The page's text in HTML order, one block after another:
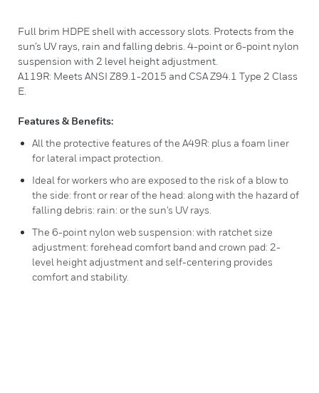
Full brim HDPE shell with accessory slots. Protects from the
sun’s UV rays, rain and falling debris. 4-point or 6-point nylon
suspension with 2 level height adjustment.
A119R: Meets ANSI Z89.1-2015 and CSA Z94.1 Type 2 Class
E.
Features & Benefits:
All the protective features of the A49R: plus a foam liner
for lateral impact protection.
Ideal for workers who are exposed to the risk of a blow to
the side: front or rear of the head: along with the hazard of
falling debris: rain: or the sun's UV rays.
The 6-point nylon web suspension: with ratchet size
adjustment: forehead comfort band and crown pad: 2-
level height adjustment and self-centering provides
comfort and stability.